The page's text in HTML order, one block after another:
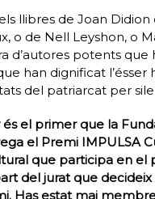
llibres de Joan Didion
o de Nell Leyshon, o
d’autores potents que
han dignificat l’ésser
del patriarcat per
és el primer que la
el Premi IMPULSA
que participa en el
del jurat que decideix
Has estat mai membre